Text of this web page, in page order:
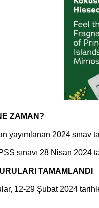
ZAMAN?
yayımlanan 2024 sınav
sınavı 28 Nisan 2024
TAMAMLANDI
12-29 Şubat 2024